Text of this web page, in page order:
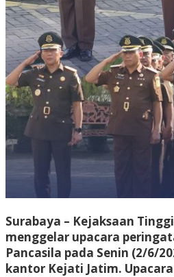
Surabaya – Kejaksaan
menggelar upacara
Pancasila pada Senin (2/6/
kantor Kejati Jatim.